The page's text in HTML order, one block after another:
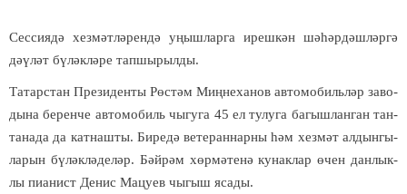
Сес­си­я­дә хез­мәт­лә­рен­дә уңыш­лар­га иреш­кән шә­һәр­дәш­ләр­гә
дә­ү­ләт бү­ләк­лә­ре тап­шы­рыл­ды.
Та­тар­стан Пре­зи­ден­ты Рөс­тәм Миң­не­ха­нов ав­то­мо­биль­ләр за­во­
ды­на бе­рен­че ав­то­мо­биль чы­гу­га 45 ел ту­лу­га ба­гыш­лан­ган тан­
та­на­да да кат­наш­ты. Би­ре­дә ве­те­ран­нар­ныһәм хез­мәт ал­дын­гы­
ла­рын бү­ләк­лә­де­ләр. Бәй­рәм хөр­мә­те­нә ку­нак­ларөчен дан­лык­
лы пи­а­нист Де­нис Ма­цу­ев чы­гыш яса­ды.